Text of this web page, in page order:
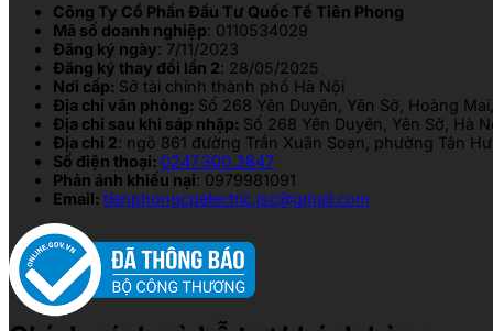
Công Ty Cổ Phần Đầu Tư Quốc Tế Tiên Phong
Mã số doanh nghiệp: 0110534029
Đăng ký ngày: 7/11/2023
Đăng ký thay đổi lần 2: 28/05/2025
Nơi cấp: Sở tài chính thành phố Hà Nội
Địa chỉ văn phòng: Số 268 Yên Duyên, Yên Sở, Hoàng
Địa chỉ sau khi sáp nhập: Số 268 Yên Duyên, Yên Sở, Hà
Địa chỉ 2: ngõ 861 đường Trần Xuân Soạn, phường Tân
Số điện thoại: 0247.300.3847
Phản ánh khiếu nại: 0979981091
Email: tienphongcpelectric.jsc@gmail.com